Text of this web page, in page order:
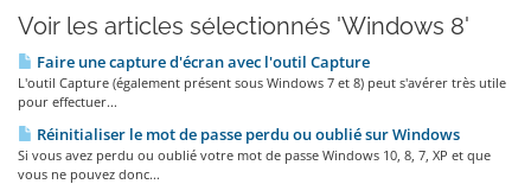
Voir les articles sélectionnés 'Windows 8'
Faire une capture d'écran avec l'outil Capture
L'outil Capture (également présent sous Windows 7 et 8) peut s'avérer très utile
pour effectuer...
Réinitialiser le mot de passe perdu ou oublié sur Windows
Si vous avez perdu ou oublié votre mot de passe Windows 10, 8, 7, XP et que
vous ne pouvez donc...